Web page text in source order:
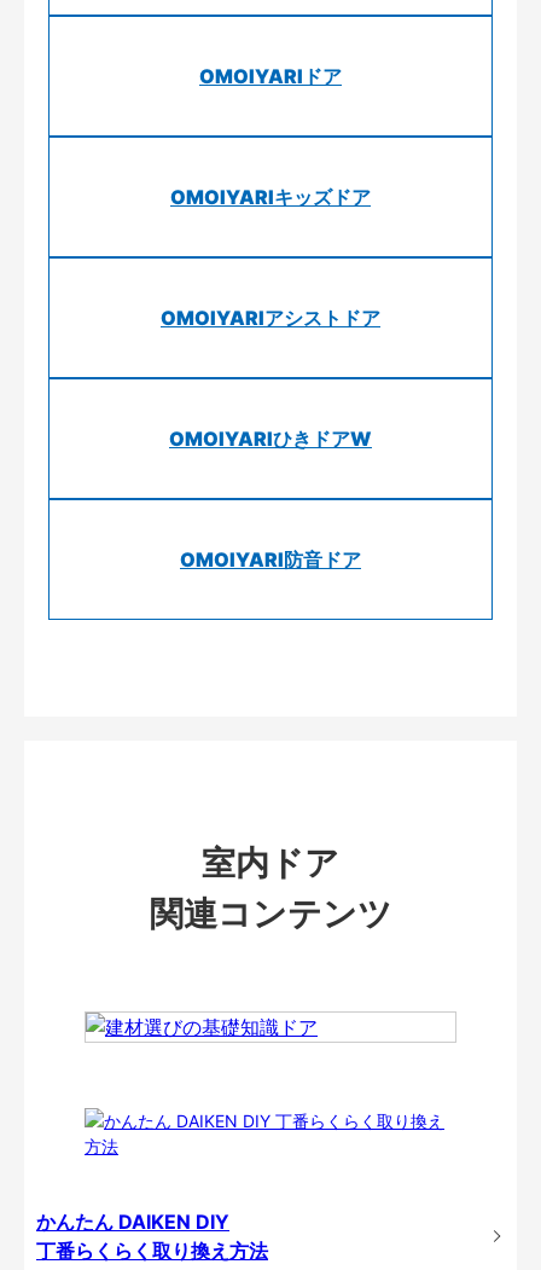
OMOIYARIドア
OMOIYARIキッズドア
OMOIYARIアシストドア
OMOIYARIひきドアW
OMOIYARI防音ドア
室内ドア
関連コンテンツ
かんたん DAIKEN DIY
丁番らくらく取り換え方法